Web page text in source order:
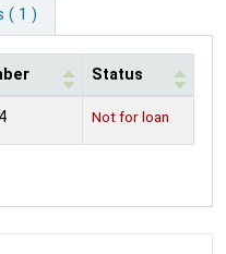
( 1 )
Status
Not for loan